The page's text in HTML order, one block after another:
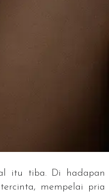
itu tiba. Di hadapan
mempelai pria